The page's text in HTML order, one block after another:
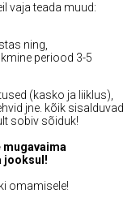
vaja teada muud:
ning,
periood 3-5
(kasko ja liiklus),
jne. kõik sisalduvad
sobiv sõiduk!
mugavaima
jooksul!
omamisele!